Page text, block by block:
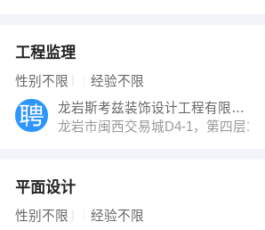
工程监理
性别不限 经验不限
龙岩斯考兹装饰设计工程有限公司
龙岩市闽西交易城D4-1，第四层1号
平面设计
性别不限 经验不限